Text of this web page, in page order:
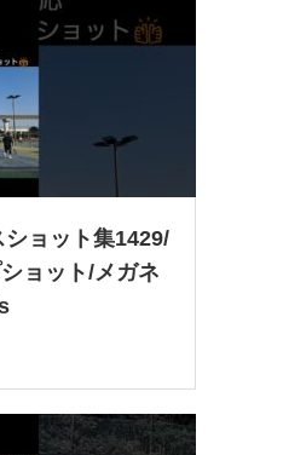
ショット集1429/
ョット/メガネ